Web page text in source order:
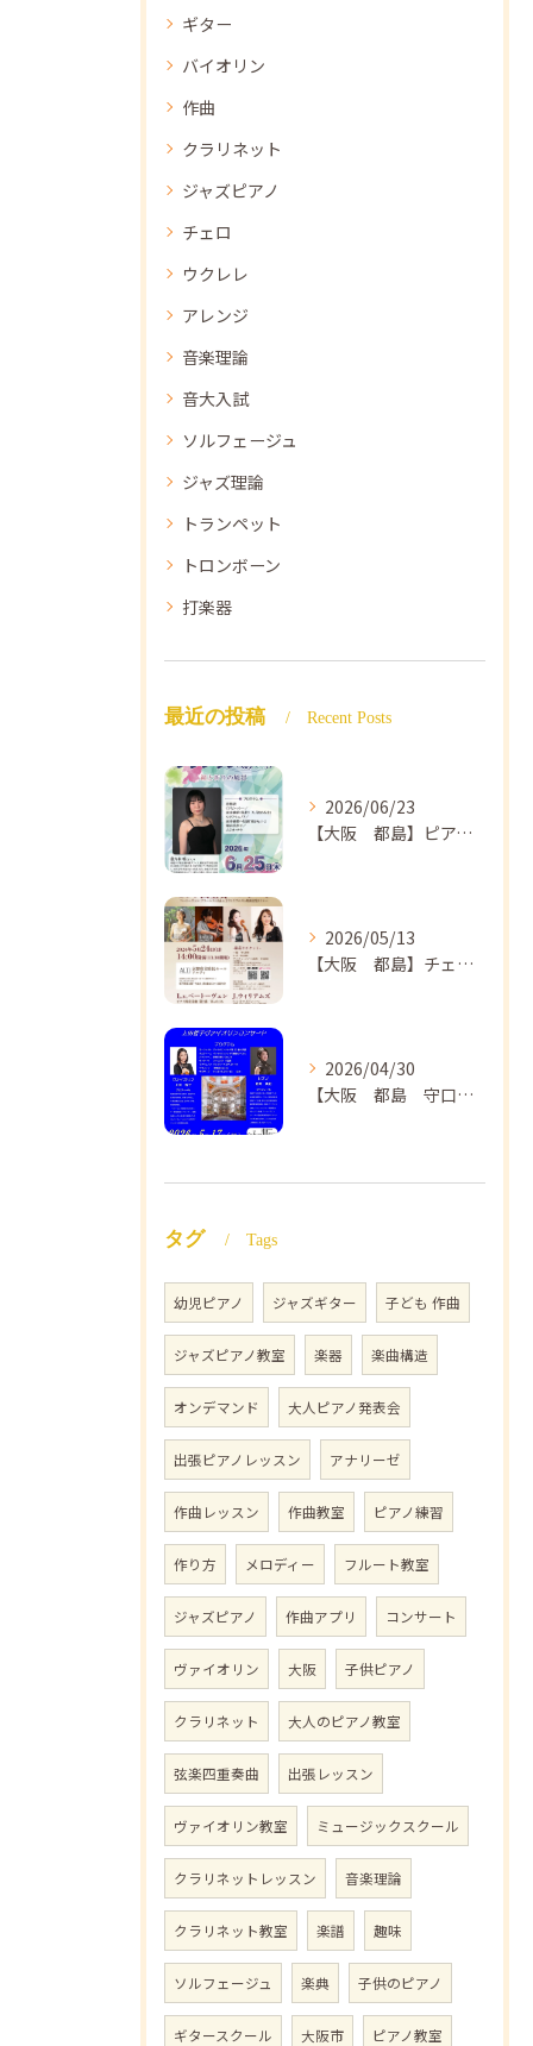
ギター
バイオリン
作曲
クラリネット
ジャズピアノ
チェロ
ウクレレ
アレンジ
音楽理論
音大入試
ソルフェージュ
ジャズ理論
トランペット
トロンボーン
打楽器
最近の投稿 Recent Posts
2026/06/23
【大阪 都島】ピアノ教室ならNAOMIミュージックスクール ピアノ講師 佐々木唯先生のコンサートのご案内🎵
2026/05/13
【大阪 都島】チェロ教室 NAOMIミュージックスクール❣️チェリスト中島紗理先生のコンサートのご案内🎵
2026/04/30
【大阪 都島 守口】ヴァイオリン教室❣️NAOMIミュージックスクール🎵ヴァイオリン講師 上田哲子先生のコンサートのご案内❗️
タグ Tags
幼児ピアノ ジャズギター 子ども 作曲
ジャズピアノ教室 楽器 楽曲構造
オンデマンド 大人ピアノ発表会
出張ピアノレッスン アナリーゼ
作曲レッスン 作曲教室 ピアノ練習
作り方 メロディー フルート教室
ジャズピアノ 作曲アプリ コンサート
ヴァイオリン 大阪 子供ピアノ
クラリネット 大人のピアノ教室
弦楽四重奏曲 出張レッスン
ヴァイオリン教室 ミュージックスクール
クラリネットレッスン 音楽理論
クラリネット教室 楽譜 趣味
ソルフェージュ 楽典 子供のピアノ
ギタースクール 大阪市 ピアノ教室